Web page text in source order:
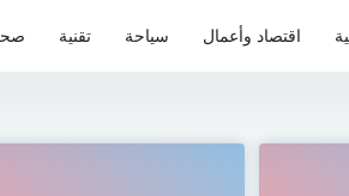
اقتصاد وأعمال سياحة تقنية